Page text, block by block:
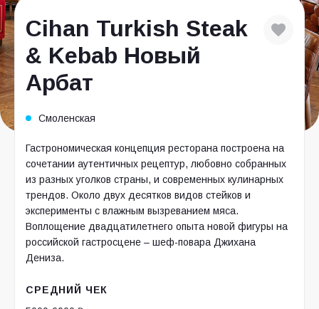
Cihan Turkish Steak
& Kebab Новый
Арбат
Смоленская
Гастрономическая концепция ресторана построена на
сочетании аутентичных рецептур, любовно собранных
из разных уголков страны, и современных кулинарных
трендов. Около двух десятков видов стейков и
эксперименты с влажным вызреванием мяса.
Воплощение двадцатилетнего опыта новой фигуры на
российской гастросцене – шеф-повара Джихана
Дениза.
СРЕДНИЙ ЧЕК